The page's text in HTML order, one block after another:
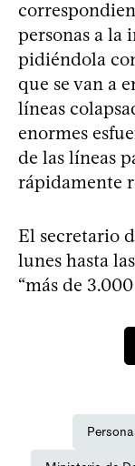
personas a la
pidiéndola
que se van a
líneas
enormes
de las líneas
rápidamente
El secretario
lunes hasta
“más de